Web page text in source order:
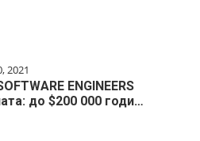
2021
ENGINEERS
до $200 000 годи…